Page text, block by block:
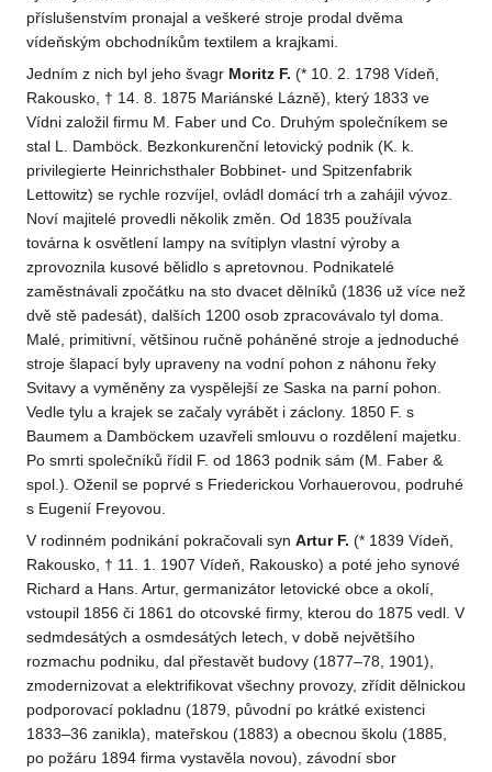
příslušenstvím pronajal a veškeré stroje prodal dvěma
vídeňským obchodníkům textilem a krajkami.
Jedním z nich byl jeho švagr Moritz F. (* 10. 2. 1798 Vídeň,
Rakousko, † 14. 8. 1875 Mariánské Lázně), který 1833 ve
Vídni založil firmu M. Faber und Co. Druhým společníkem se
stal L. Damböck. Bezkonkurenční letovický podnik (K. k.
privilegierte Heinrichsthaler Bobbinet- und Spitzenfabrik
Lettowitz) se rychle rozvíjel, ovládl domácí trh a zahájil vývoz.
Noví majitelé provedli několik změn. Od 1835 používala
továrna k osvětlení lampy na svítiplyn vlastní výroby a
zprovoznila kusové bělidlo s apretovnou. Podnikatelé
zaměstnávali zpočátku na sto dvacet dělníků (1836 už více než
dvě stě padesát), dalších 1200 osob zpracovávalo tyl doma.
Malé, primitivní, většinou ručně poháněné stroje a jednoduché
stroje šlapací byly upraveny na vodní pohon z náhonu řeky
Svitavy a vyměněny za vyspělejší ze Saska na parní pohon.
Vedle tylu a krajek se začaly vyrábět i záclony. 1850 F. s
Baumem a Damböckem uzavřeli smlouvu o rozdělení majetku.
Po smrti společníků řídil F. od 1863 podnik sám (M. Faber &
spol.). Oženil se poprvé s Friederickou Vorhauerovou, podruhé
s Eugenií Freyovou.
V rodinném podnikání pokračovali syn Artur F. (* 1839 Vídeň,
Rakousko, † 11. 1. 1907 Vídeň, Rakousko) a poté jeho synové
Richard a Hans. Artur, germanizátor letovické obce a okolí,
vstoupil 1856 či 1861 do otcovské firmy, kterou do 1875 vedl. V
sedmdesátých a osmdesátých letech, v době největšího
rozmachu podniku, dal přestavět budovy (1877–78, 1901),
zmodernizovat a elektrifikovat všechny provozy, zřídit dělnickou
podporovací pokladnu (1879, původní po krátké existenci
1833–36 zanikla), mateřskou (1883) a obecnou školu (1885,
po požáru 1894 firma vystavěla novou), závodní sbor